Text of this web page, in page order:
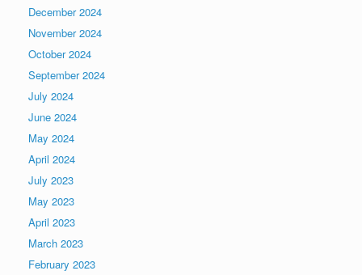
December 2024
November 2024
October 2024
September 2024
July 2024
June 2024
May 2024
April 2024
July 2023
May 2023
April 2023
March 2023
February 2023